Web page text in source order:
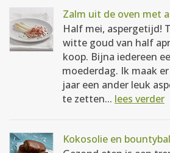
Zalm uit de oven met
Half mei, aspergetijd!
witte goud van half
koop. Bijna iedereen
moederdag. Ik maak
jaar een ander leuk
te zetten... lees verder
Kokosolie en